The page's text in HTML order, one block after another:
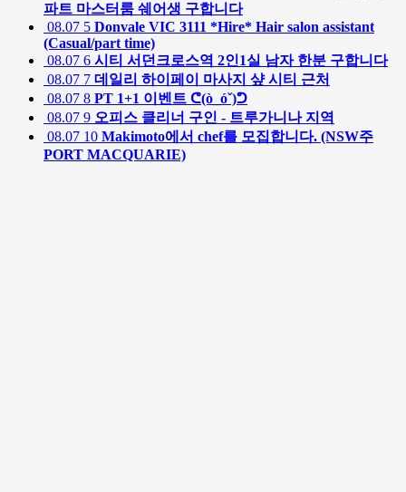
파트 마스터룸 쉐어생 구합니다
08.07 5 Donvale VIC 3111 *Hire* Hair salon assistant
(Casual/part time)
08.07 6 시티 서던크로스역 2인1실 남자 한분 구합니다
08.07 7 데일리 하이페이 마사지 샾 시티 근처
08.07 8 PT 1+1 이벤트 ᕦ(ò_óˇ)ᕤ
08.07 9 오피스 클리너 구인 - 트루가니나 지역
08.07 10 Makimoto에서 chef를 모집합니다. (NSW주
PORT MACQUARIE)